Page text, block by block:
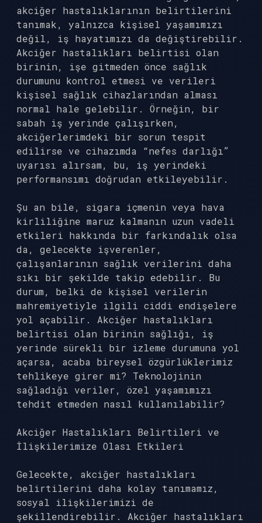
akciğer hastalıklarının belirtilerini
tanımak, yalnızca kişisel yaşamımızı
değil, iş hayatımızı da değiştirebilir.
Akciğer hastalıkları belirtisi olan
birinin, işe gitmeden önce sağlık
durumunu kontrol etmesi ve verileri
kişisel sağlık cihazlarından alması
normal hale gelebilir. Örneğin, bir
sabah iş yerinde çalışırken,
akciğerlerimdeki bir sorun tespit
edilirse ve cihazımda “nefes darlığı”
uyarısı alırsam, bu, iş yerindeki
performansımı doğrudan etkileyebilir.
Şu an bile, sigara içmenin veya hava
kirliliğine maruz kalmanın uzun vadeli
etkileri hakkında bir farkındalık olsa
da, gelecekte işverenler,
çalışanlarının sağlık verilerini daha
sıkı bir şekilde takip edebilir. Bu
durum, belki de kişisel verilerin
mahremiyetiyle ilgili ciddi endişelere
yol açabilir. Akciğer hastalıkları
belirtisi olan birinin sağlığı, iş
yerinde sürekli bir izleme durumuna yol
açarsa, acaba bireysel özgürlüklerimiz
tehlikeye girer mi? Teknolojinin
sağladığı veriler, özel yaşamımızı
tehdit etmeden nasıl kullanılabilir?
Akciğer Hastalıkları Belirtileri ve
İlişkilerimize Olası Etkileri
Gelecekte, akciğer hastalıkları
belirtilerini daha kolay tanımamız,
sosyal ilişkilerimizi de
şekillendirebilir. Akciğer hastalıkları